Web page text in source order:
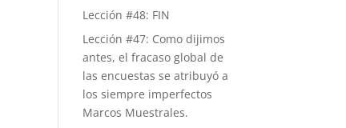
Lección #48: FIN
Lección #47: Como dijimos
antes, el fracaso global de
las encuestas se atribuyó a
los siempre imperfectos
Marcos Muestrales.